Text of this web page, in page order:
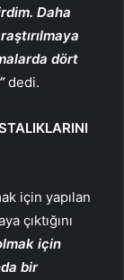
Daha
dört
dedi.
için yapılan
çıktığını
için
bir